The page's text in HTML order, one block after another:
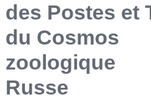
des Postes
du Cosmos
zoologique
Russe